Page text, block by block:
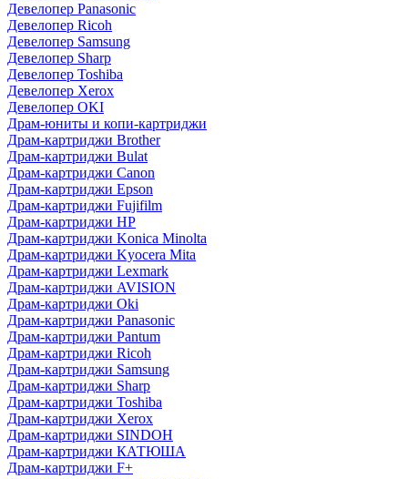
Девелопер Panasonic
Девелопер Ricoh
Девелопер Samsung
Девелопер Sharp
Девелопер Toshiba
Девелопер Xerox
Девелопер OKI
Драм-юниты и копи-картриджи
Драм-картриджи Brother
Драм-картриджи Bulat
Драм-картриджи Canon
Драм-картриджи Epson
Драм-картриджи Fujifilm
Драм-картриджи HP
Драм-картриджи Konica Minolta
Драм-картриджи Kyocera Mita
Драм-картриджи Lexmark
Драм-картриджи AVISION
Драм-картриджи Oki
Драм-картриджи Panasonic
Драм-картриджи Pantum
Драм-картриджи Ricoh
Драм-картриджи Samsung
Драм-картриджи Sharp
Драм-картриджи Toshiba
Драм-картриджи Xerox
Драм-картриджи SINDOH
Драм-картриджи КАТЮША
Драм-картриджи F+